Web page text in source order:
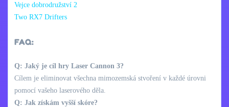
Vejce dobrodružství 2
Two RX7 Drifters
FAQ:
Q: Jaký je cíl hry Laser Cannon 3?
Cílem je eliminovat všechna mimozemská stvoření v každé úrovni
pomocí vašeho laserového děla.
Q: Jak získám vyšší skóre?